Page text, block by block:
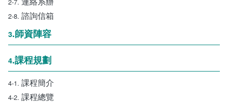
2-8. 諮詢信箱
3.師資陣容
4.課程規劃
4-1. 課程簡介
4-2. 課程總覽